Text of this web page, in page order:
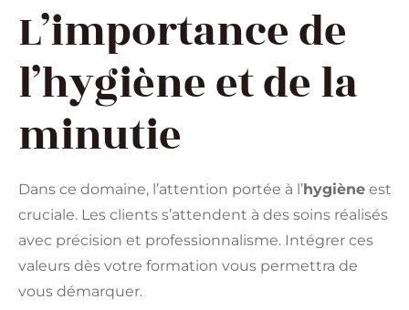
L’importance de
l’hygiène et de la
minutie
Dans ce domaine, l’attention portée à l’hygiène est
cruciale. Les clients s’attendent à des soins réalisés
avec précision et professionnalisme. Intégrer ces
valeurs dès votre formation vous permettra de
vous démarquer.